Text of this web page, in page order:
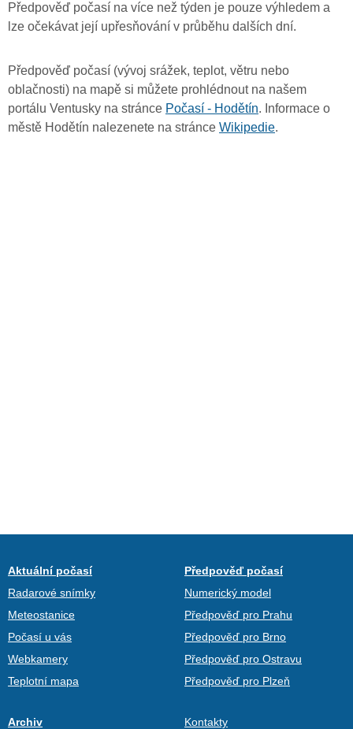
Předpověď počasí na více než týden je pouze výhledem a
lze očekávat její upřesňování v průběhu dalších dní.
Předpověď počasí (vývoj srážek, teplot, větru nebo
oblačnosti) na mapě si můžete prohlédnout na našem
portálu Ventusky na stránce Počasí - Hodětín. Informace o
městě Hodětín nalezenete na stránce Wikipedie.
Aktuální počasí
Radarové snímky
Meteostanice
Počasí u vás
Webkamery
Teplotní mapa
Předpověď počasí
Numerický model
Předpověď pro Prahu
Předpověď pro Brno
Předpověď pro Ostravu
Předpověď pro Plzeň
Archiv Kontakty